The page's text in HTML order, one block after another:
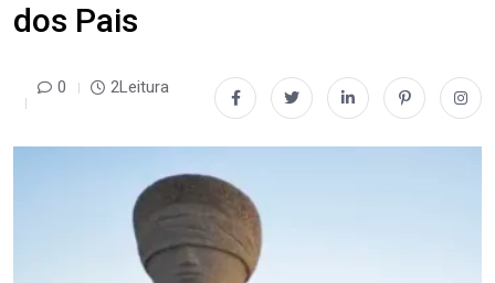
dos Pais
0 2Leitura